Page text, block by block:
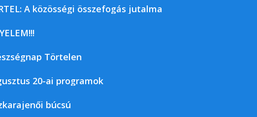
A közösségi összefogás jutalma
Törtelen
20-ai programok
búcsú